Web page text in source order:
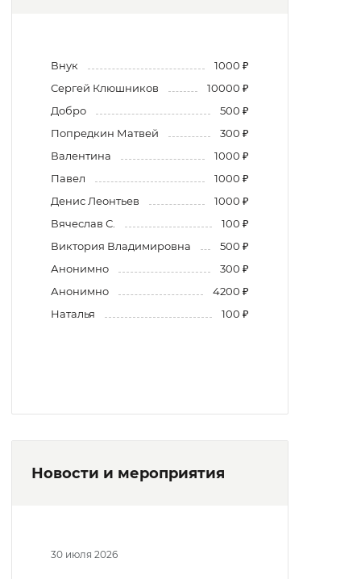
Внук
1000 ₽
Сергей Клюшников
10000 ₽
Добро
500 ₽
Попредкин Матвей
300 ₽
Валентина
1000 ₽
Павел
1000 ₽
Денис Леонтьев
1000 ₽
Вячеслав С.
100 ₽
Виктория Владимировна
500 ₽
Анонимно
300 ₽
Анонимно
4200 ₽
Наталья
100 ₽
Новости и мероприятия
30 июля 2026